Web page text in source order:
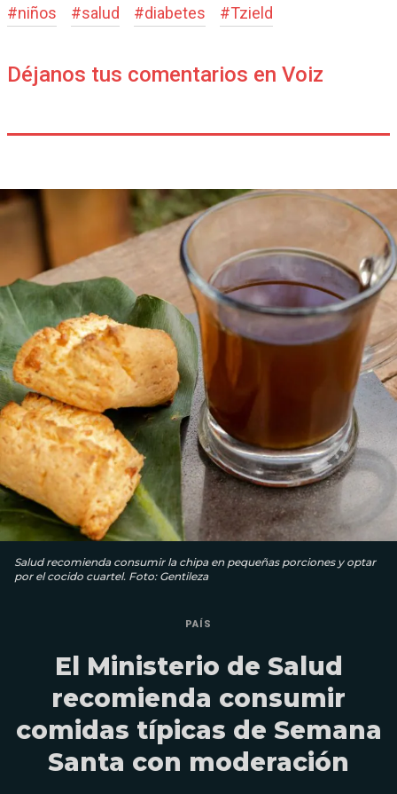
#niños #salud #diabetes #Tzield
Déjanos tus comentarios en Voiz
Salud recomienda consumir la chipa en pequeñas porciones y optar
por el cocido cuartel. Foto: Gentileza
PAÍS
El Ministerio de Salud
recomienda consumir
comidas típicas de Semana
Santa con moderación